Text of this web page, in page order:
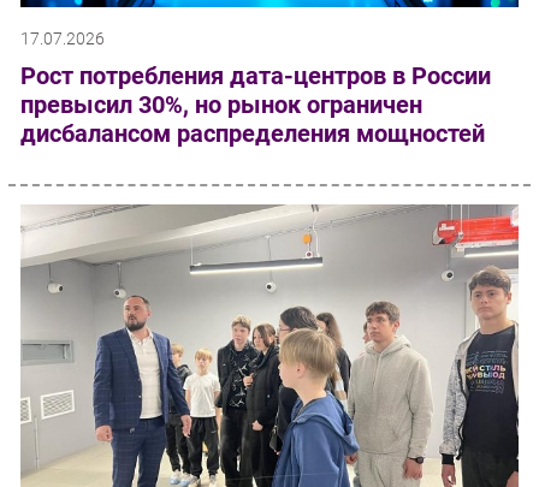
17.07.2026
Рост потребления дата-центров в России
превысил 30%, но рынок ограничен
дисбалансом распределения мощностей